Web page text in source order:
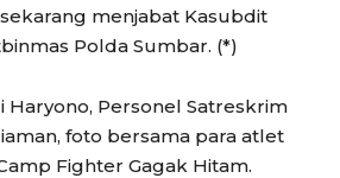
menjabat Kasubdit
Polda Sumbar. (*)
Haryono, Personel Satreskrim
foto bersama para atlet
Fighter Gagak Hitam.